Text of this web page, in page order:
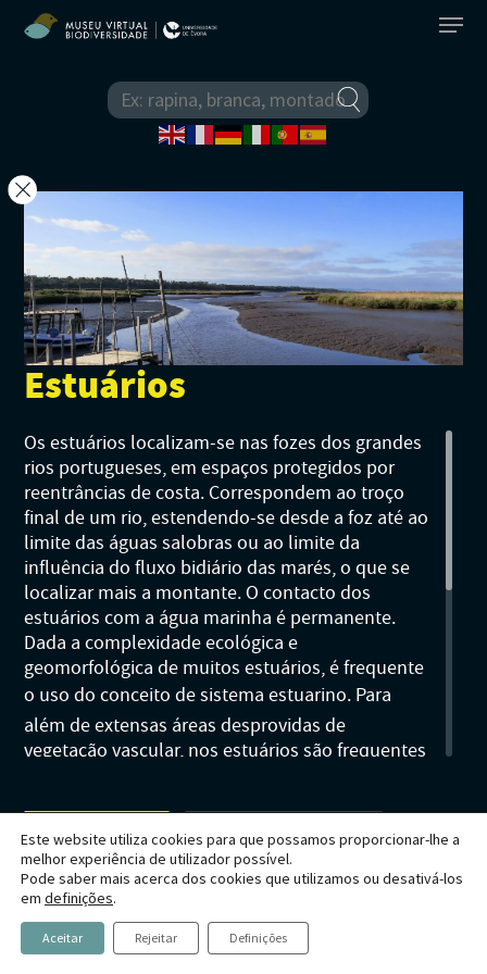
Estuários
Os estuários localizam-se nas fozes dos grandes
rios portugueses, em espaços protegidos por
reentrâncias de costa. Correspondem ao troço
final de um rio, estendendo-se desde a foz até ao
limite das águas salobras ou ao limite da
influência do fluxo bidiário das marés, o que se
localizar mais a montante. O contacto dos
estuários com a água marinha é permanente.
Dada a complexidade ecológica e
geomorfológica de muitos estuários, é frequente
o uso do conceito de sistema estuarino. Para
além de extensas áreas desprovidas de
vegetação vascular, nos estuários são frequentes
classes de vegetação como num estuário. Em
Portugal, os estuários dividem-se em dois
subtipos: estuários mediterrânicos e estuários
atlânticos.
Onde se pode observar
Saber mais
© 2026 Museu Virtual da Biodiversidade | Cátedra Rui Nabeiro
Este website utiliza cookies para que possamos proporcionar-lhe a
melhor experiência de utilizador possível.
Pode saber mais acerca dos cookies que utilizamos ou desativá-los
em definições.
Aceitar Rejeitar Definições
O Museu
Equipa
Parceiros
Ficha Técnica
Contactos
Elenco de Espécies
Animais
Anelídeos
Artrópodes
Aracnídeos
Crustáceos
Insectos
Quilópodes
Cnidários
Cordados
Aves
Mamíferos
Peixes
Tunicados
Moluscos
Plantas
Angiospérmicas
Briófitas
Gimnospérmicas
Fungos
Ascomicetes
Basidiomicetes
Biodiversidade do
Animais
Anelídeos
Artrópodes
Braquiópodes
Cordados
Anfíbios
Aves
Peixes
Répteis
Equinodermes
Hemicordados
Plantas
Gimnospérmicas
Pteridófitas
Chromista
Áreas Protegidas
Habitats
Glossário
Revista Naturae digital
Financiamento